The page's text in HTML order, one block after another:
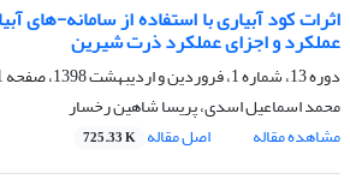
اثرات کود آبیاری با استفاده از سامانه-های
عملکرد و اجزای عملکرد ذرت شیرین
دوره 13، شماره 1، فروردین و اردیبهشت 1398، صفحه
محمد اسماعیل اسدی، پریسا شاهین رخسار
مشاهده مقاله
اصل مقاله 725.33 K